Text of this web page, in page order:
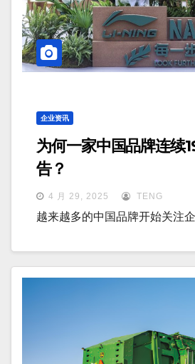
企业资讯
为何一家中国品牌连续
告？
4 月 29, 2025 TENG
越来越多的中国品牌开始关注